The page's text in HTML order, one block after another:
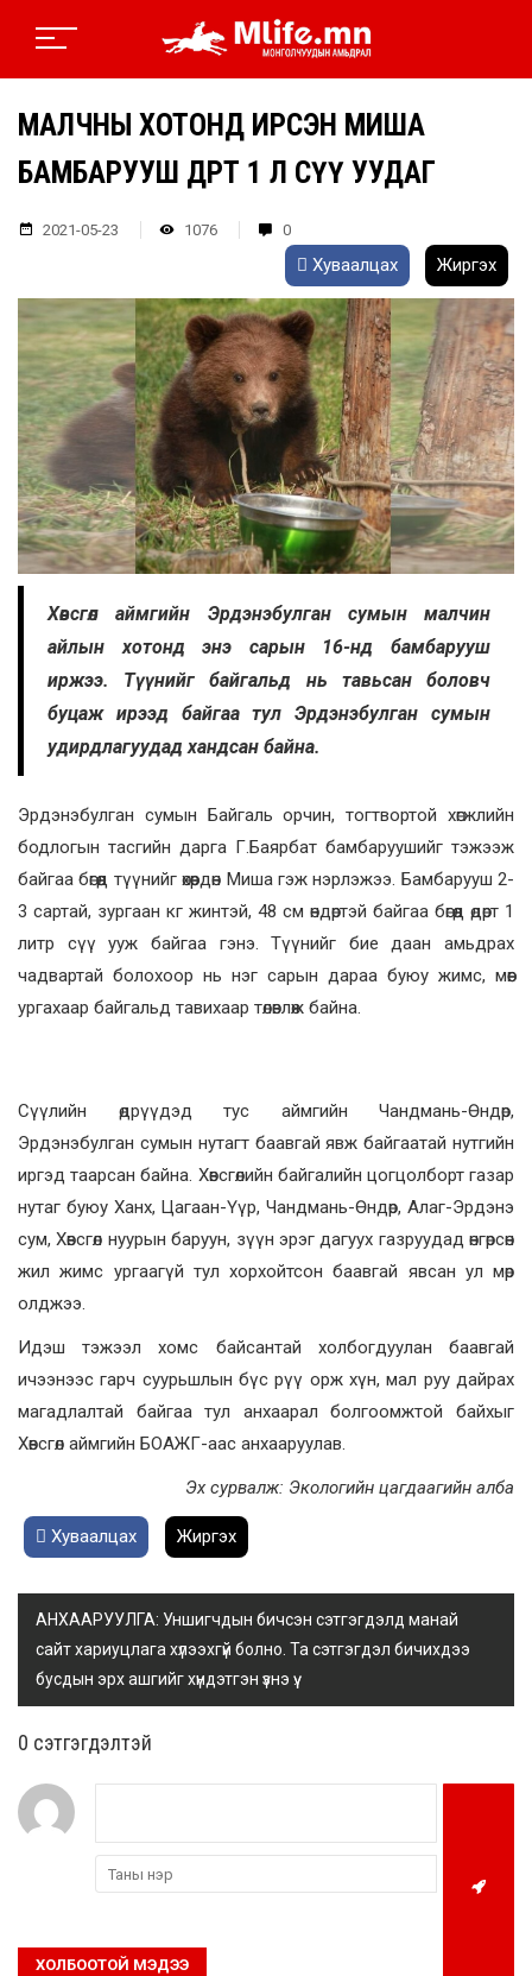
МАЛЧНЫ ХОТОНД ИРСЭН МИША
БАМБАРУУШ ӨДӨРТ 1 Л СҮҮ УУДАГ
2021-05-23 1076 0
Хуваалцах Жиргэх
Хөвсгөл аймгийн Эрдэнэбулган сумын малчин
айлын хотонд энэ сарын 16-нд бамбарууш
иржээ. Түүнийг байгальд нь тавьсан боловч
буцаж ирээд байгаа тул Эрдэнэбулган сумын
удирдлагуудад хандсан байна.
Эрдэнэбулган сумын Байгаль орчин, тогтвортой хөгжлийн
бодлогын тасгийн дарга Г.Баярбат бамбаруушийг тэжээж
байгаа бөгөөд түүнийг өхөөрдөн Миша гэж нэрлэжээ. Бамбарууш 2-
3 сартай, зургаан кг жинтэй, 48 см өндөртэй байгаа бөгөөд өдөрт 1
литр сүү ууж байгаа гэнэ. Түүнийг бие даан амьдрах
чадвартай болохоор нь нэг сарын дараа буюу жимс, мөөг
ургахаар байгальд тавихаар төлөвлөж байна.
Сүүлийн өдрүүдэд тус аймгийн Чандмань-Өндөр,
Эрдэнэбулган сумын нутагт баавгай явж байгаатай нутгийн
иргэд таарсан байна. Хөвсгөлийн байгалийн цогцолборт газар
нутаг буюу Ханх, Цагаан-Үүр, Чандмань-Өндөр, Алаг-Эрдэнэ
сум, Хөвсгөл нуурын баруун, зүүн эрэг дагуух газруудад өнгөрсөн
жил жимс ургаагүй тул хорхойтсон баавгай явсан ул мөр
олджээ.
Идэш тэжээл хомс байсантай холбогдуулан баавгай
ичээнээс гарч суурьшлын бүс рүү орж хүн, мал руу дайрах
магадлалтай байгаа тул анхаарал болгоомжтой байхыг
Хөвсгөл аймгийн БОАЖГ-аас анхааруулав.
Эх сурвалж: Экологийн цагдаагийн алба
Хуваалцах Жиргэх
АНХААРУУЛГА: Уншигчдын бичсэн сэтгэгдэлд манай
сайт хариуцлага хүлээхгүй болно. Та сэтгэгдэл бичихдээ
бусдын эрх ашгийг хүндэтгэн үзнэ үү.
0 cэтгэгдэлтэй
ХОЛБООТОЙ МЭДЭЭ